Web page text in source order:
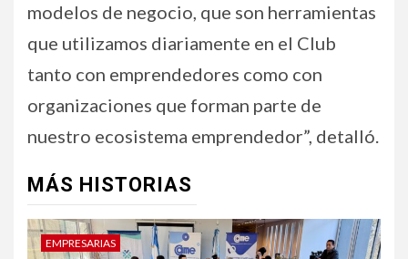
modelos de negocio, que son herramientas
que utilizamos diariamente en el Club
tanto con emprendedores como con
organizaciones que forman parte de
nuestro ecosistema emprendedor”, detalló.
MÁS HISTORIAS
EMPRESARIAS